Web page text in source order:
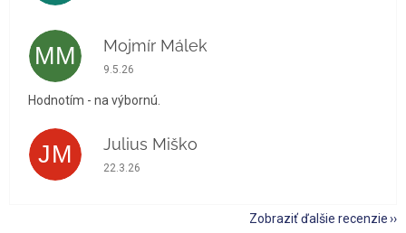
MM Mojmír Málek
Hodnotenie obchodu je 5 z 5 hviezdičiek.
9.5.26
Hodnotím - na výbornú.
JM Julius Miško
Hodnotenie obchodu je 5 z 5 hviezdičiek.
22.3.26
Zobraziť ďalšie recenzie